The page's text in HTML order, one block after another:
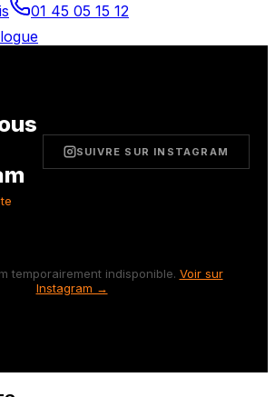
01 45 05 15 12
SUIVRE SUR INSTAGRAM
temporairement indisponible. Voir sur
Instagram →